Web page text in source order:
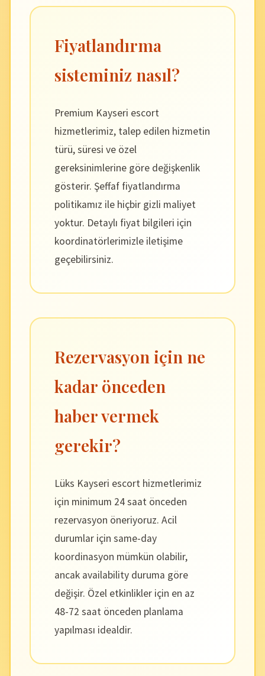
Fiyatlandırma
sisteminiz nasıl?
Premium Kayseri escort
hizmetlerimiz, talep edilen hizmetin
türü, süresi ve özel
gereksinimlerine göre değişkenlik
gösterir. Şeffaf fiyatlandırma
politikamız ile hiçbir gizli maliyet
yoktur. Detaylı fiyat bilgileri için
koordinatörlerimizle iletişime
geçebilirsiniz.
Rezervasyon için ne
kadar önceden
haber vermek
gerekir?
Lüks Kayseri escort hizmetlerimiz
için minimum 24 saat önceden
rezervasyon öneriyoruz. Acil
durumlar için same-day
koordinasyon mümkün olabilir,
ancak availability duruma göre
değişir. Özel etkinlikler için en az
48-72 saat önceden planlama
yapılması idealdir.